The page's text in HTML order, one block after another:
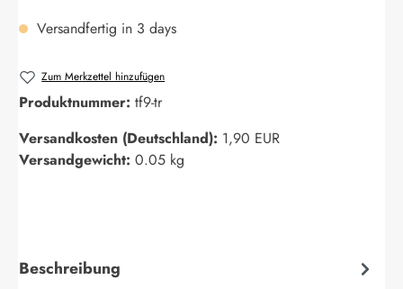
Versandfertig in 3 days
Zum Merkzettel hinzufügen
Produktnummer: tf9-tr
Versandkosten (Deutschland): 1,90 EUR
Versandgewicht: 0.05 kg
Beschreibung